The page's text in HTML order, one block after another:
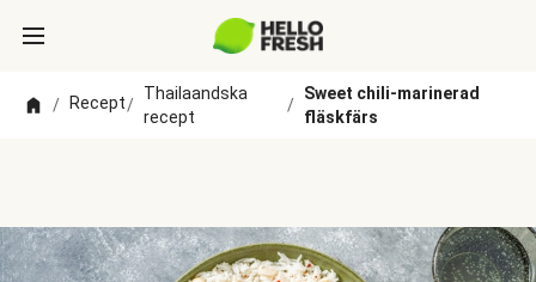
/ Recept/
Thailaandska
recept
/
Sweet chili-marinerad
fläskfärs